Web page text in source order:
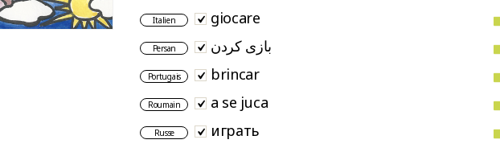
Italien giocare
Persan بازی کردن
Portugais brincar
Roumain a se juca
Russe играть